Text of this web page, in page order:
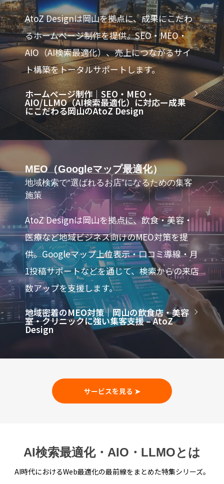
AtoZ Designは岡山を拠点に、成果にこだわ
るホームページ制作を提供。SEO・MEO・
AIO（AI検索最適化）、売上につながるサイ
ト構築をトータルサポートします。
ホームページ制作｜SEO・MEO・
AIO/LLMO（AI検索最適化）に対応ー成果
にこだわる岡山のAtoZ Design
MEO（Googleマップ最適化）
地域検索で“選ばれるお店”になるための集客
施策
AtoZ Designは岡山を拠点に、飲食・美容・
医療など地域ビジネス向けのMEO対策を提
供。Googleマップ上位表示・口コミ導線・月
1投稿サポートなどを通じて、検索からの来店
数アップを支援します。
地域密着のMEO対策｜岡山の飲食店・美容
室・クリニックに強い集客支援 – AtoZ
Design
サービスを見る ➤
AI検索最適化・AIO・LLMOとは
AI時代におけるWeb最適化の最前線をまとめた特集シリーズ。